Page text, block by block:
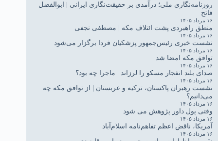
روزنامه‌نگاری ملی؛ درآمدی بر حقیقت‌نگاری ایرانی | ابوالفضل
فاتح
۱۶ مرداد ۱۴۰۵
منطق راهبردی پشت ائتلاف مکه | مصطفی نجفی
۱۶ مرداد ۱۴۰۵
نشست خبری رئیس‌جمهور پزشکیان فردا برگزار می‌شود
۱۶ مرداد ۱۴۰۵
توافق مکه امضا شد
۱۶ مرداد ۱۴۰۵
صدای بلند انفجار مسکو را لرزاند | ماجرا چه بود؟
۱۶ مرداد ۱۴۰۵
نشست رهبران پاکستان، ترکیه و عربستان | از توافق مکه چه
می‌دانیم؟
۱۶ مرداد ۱۴۰۵
وقتی پول داور پژوهش می شود
۱۶ مرداد ۱۴۰۵
آمریکا، ناقض اعظم تفاهم‌نامه اسلام‌آباد
۱۶ مرداد ۱۴۰۵